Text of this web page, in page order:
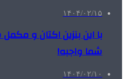
۱۴۰۴/۰۲/۱۵
با این بنزین اکتان و
شما واجبه!
۱۴۰۴/۰۲/۱۰